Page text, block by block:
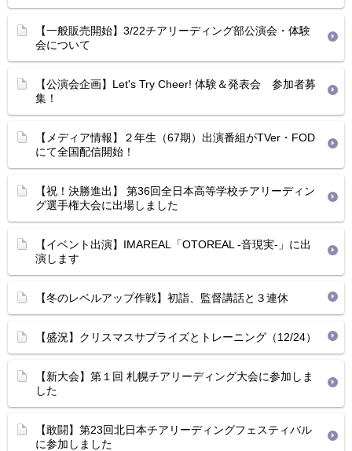
【一般販売開始】3/22チアリーディング部公演会・体験
会について
【公演会企画】Let's Try Cheer! 体験＆発表会 参加者募
集！
【メディア情報】２年生（67期）出演番組がTVer・FOD
にて全国配信開始！
【祝！決勝進出】 第36回全日本高等学校チアリーディン
グ選手権大会に出場しました
【イベント出演】IMAREAL「OTOREAL -音現実-」に出
演します
【冬のレベルアップ作戦】初詣、監督講話と３連休
【盛況】クリスマスサプライズとトレーニング（12/24）
【新大会】第１回 札幌チアリーディング大会に参加しま
した
【敢闘】第23回北日本チアリーディングフェスティバル
に参加しました